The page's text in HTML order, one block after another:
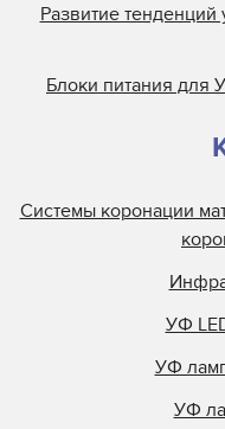
Развитие
Блоки питания для
Системы коронации
УФ
УФ
УФ